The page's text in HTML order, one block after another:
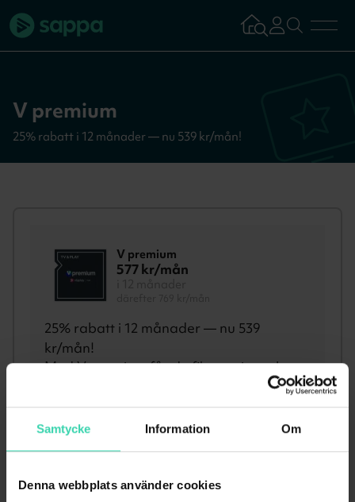
Samtycke Information Om
Denna webbplats använder cookies
TV & Streaming
V premium
25% rabatt i 12 månader — nu 539 kr/mån!
V premium
577kr/mån
25% rabatt i 12 månader — nu 539
kr/mån!
Med V premium får du film, serier och
sport i världsklass! Njut av ett överlägset
utbud av nya filmpremiärer, prisbelönta
TV-serier och barnens alla favoriter. I
ligor och serier. Streamingtjänsten